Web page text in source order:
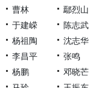
曹林
鄢烈山
于建嵘
陈志武
杨祖陶
沈志华
李昌平
张鸣
杨鹏
邓晓芒